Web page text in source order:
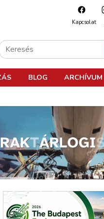
Kapcsolat
BLOG ARCHÍVUM